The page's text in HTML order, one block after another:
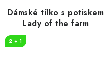
Dámské tílko s potiskem
Lady of the farm
2 + 1